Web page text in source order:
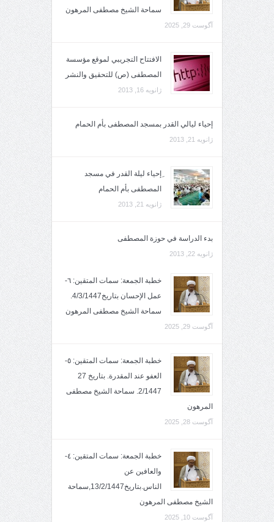
سماحة الشيخ مصطفى المرهون
آگوست 29, 2025
الافتتاح التجريبي لموقع مؤسسة
المصطفى (ص) للتحقيق والنشر
ژانویه 16, 2013
إحياء ليالي القدر بمسجد المصطفى بأم الحمام
ژانویه 21, 2013
ِإحياء ليلة القدر في مسجد
المصطفى بأم الحمام
ژانویه 21, 2013
بدء الدراسة في حوزة المصطفى
ژانویه 22, 2013
خطبة الجمعة: سمات المتقين: ٦-
عمل الإحسان بتاريخ4/3/1447.
سماحة الشيخ مصطفى المرهون
آگوست 29, 2025
خطبة الجمعة: سمات المتقين: ٥-
العفو عند المقدرة. بتاريخ 27
2/1447. سماحة الشيخ مصطفى
المرهون
آگوست 28, 2025
خطبة الجمعة: سمات المتقين: ٤-
والعافين عن
الناس.بتاريخ13/2/1447,سماحة
الشيخ مصطفى المرهون
آگوست 10, 2025